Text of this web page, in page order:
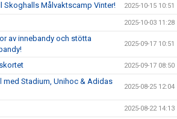
Skoghalls Målvaktscamp Vinter! 2025-10-15 10:51
2025-10-03 11:28
av innebandy och stötta
2025-09-17 10:51
2025-09-17 08:50
med Stadium, Unihoc & Adidas
2025-08-25 12:04
2025-08-22 14:13